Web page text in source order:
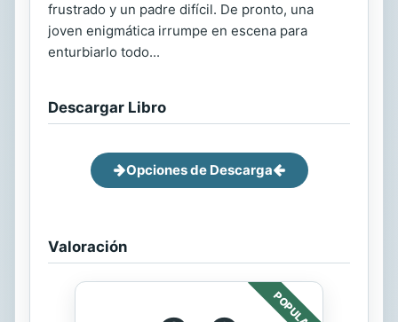
frustrado y un padre difícil. De pronto, una
joven enigmática irrumpe en escena para
enturbiarlo todo...
Descargar Libro
Opciones de Descarga
Valoración
POPULAR